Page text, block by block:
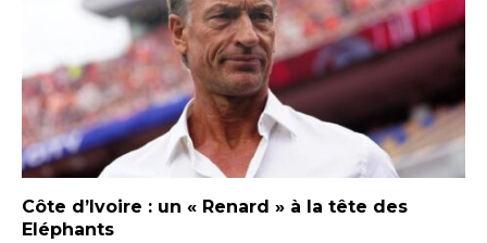
Côte d’Ivoire : un « Renard » à la tête des
Eléphants